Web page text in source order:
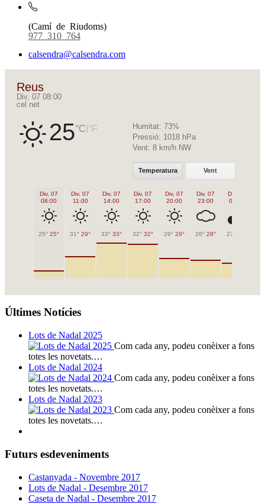
(Camí de Riudoms)
977 310 764
calsendra@calsendra.com
Reus
Div, 07 08:00
cel net
25°C °F Humitat: 73%
Pressió: 1018 hPa
Vent: 8 km/h NW
Temperatura Vent
Div, 07
08:00
25° 25°
Div, 07
11:00
31° 29°
Div, 07
14:00
33° 33°
Div, 07
17:00
32° 32°
Div, 07
20:00
29° 29°
Div, 07
23:00
28° 28°
Dis, 08
02:00
27°
Últimes Notícies
Lots de Nadal 2025
Com cada any, podeu conèixer a fons
totes les novetats.…
Lots de Nadal 2024
Com cada any, podeu conèixer a fons
totes les novetats.…
Lots de Nadal 2023
Com cada any, podeu conèixer a fons
totes les novetats.…
Futurs esdeveniments
Castanyada - Novembre 2017
Lots de Nadal - Desembre 2017
Caseta de Nadal - Desembre 2017